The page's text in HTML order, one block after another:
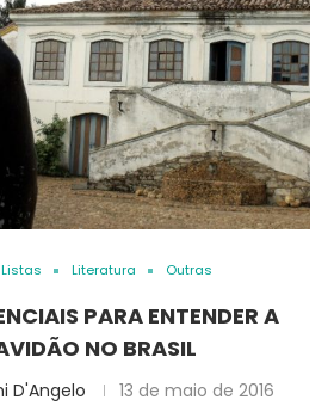
Listas Literatura Outras
PARA ENTENDER A
NO BRASIL
D'Angelo 13 de maio de 2016